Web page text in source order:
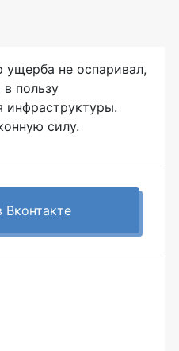
ущерба не оспаривал,
пользу
инфраструктуры.
силу.
Вконтакте